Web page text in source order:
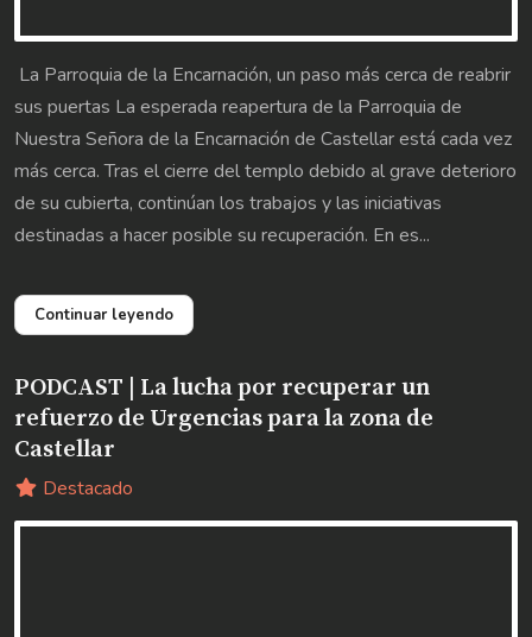
La Parroquia de la Encarnación, un paso más cerca de reabrir
sus puertas La esperada reapertura de la Parroquia de
Nuestra Señora de la Encarnación de Castellar está cada vez
más cerca. Tras el cierre del templo debido al grave deterioro
de su cubierta, continúan los trabajos y las iniciativas
destinadas a hacer posible su recuperación. En es...
Continuar leyendo
PODCAST | La lucha por recuperar un
refuerzo de Urgencias para la zona de
Castellar
Destacado